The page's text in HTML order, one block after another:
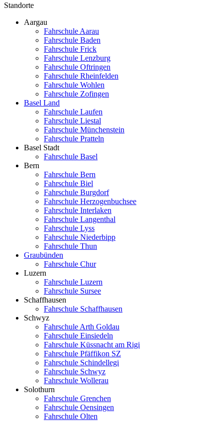
Standorte
Aargau
Fahrschule Aarau
Fahrschule Baden
Fahrschule Frick
Fahrschule Lenzburg
Fahrschule Oftringen
Fahrschule Rheinfelden
Fahrschule Wohlen
Fahrschule Zofingen
Basel Land
Fahrschule Laufen
Fahrschule Liestal
Fahrschule Münchenstein
Fahrschule Pratteln
Basel Stadt
Fahrschule Basel
Bern
Fahrschule Bern
Fahrschule Biel
Fahrschule Burgdorf
Fahrschule Herzogenbuchsee
Fahrschule Interlaken
Fahrschule Langenthal
Fahrschule Lyss
Fahrschule Niederbipp
Fahrschule Thun
Graubünden
Fahrschule Chur
Luzern
Fahrschule Luzern
Fahrschule Sursee
Schaffhausen
Fahrschule Schaffhausen
Schwyz
Fahrschule Arth Goldau
Fahrschule Einsiedeln
Fahrschule Küssnacht am Rigi
Fahrschule Pfäffikon SZ
Fahrschule Schindellegi
Fahrschule Schwyz
Fahrschule Wollerau
Solothurn
Fahrschule Grenchen
Fahrschule Oensingen
Fahrschule Olten